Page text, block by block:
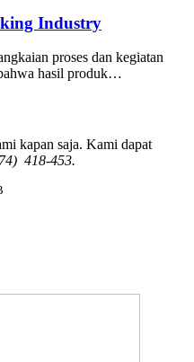
Industry
proses dan kegiatan
hasil produk…
kapan saja. Kami dapat
418-453.